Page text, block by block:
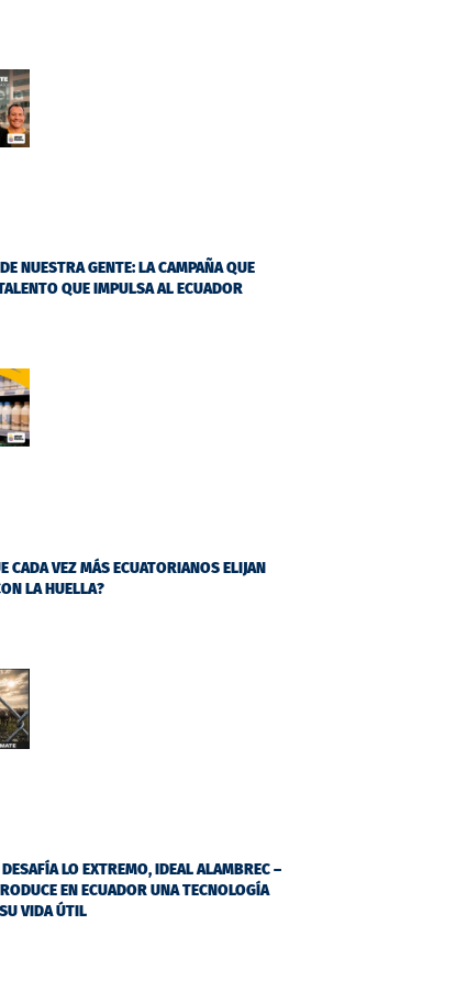
NUESTRA GENTE: LA CAMPAÑA QUE
QUE IMPULSA AL ECUADOR
CADA VEZ MÁS ECUATORIANOS ELIJAN
LA HUELLA?
LO EXTREMO, IDEAL ALAMBREC –
EN ECUADOR UNA TECNOLOGÍA
VIDA ÚTIL